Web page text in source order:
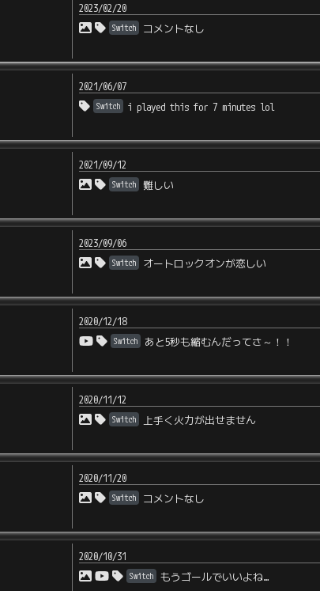
2023/02/20
Switch コメントなし
2021/06/07
Switch i played this for 7 minutes lol
2021/09/12
Switch 難しい
2023/09/06
Switch オートロックオンが恋しい
2020/12/18
Switch あと5秒も縮むんだってさ～！！
2020/11/12
Switch 上手く火力が出せません
2020/11/20
Switch コメントなし
2020/10/31
Switch もうゴールでいいよね…